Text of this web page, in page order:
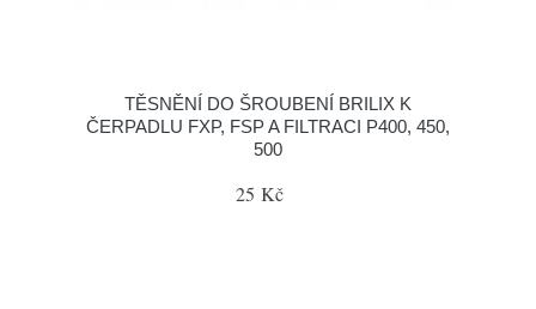
TĚSNĚNÍ DO ŠROUBENÍ BRILIX K
ČERPADLU FXP, FSP A FILTRACI P400, 450,
500
25 Kč